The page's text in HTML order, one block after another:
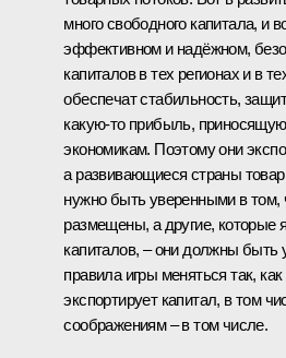
много свободного капитала, и
эффективном и надёжном,
капиталов в тех регионах и в
обеспечат стабильность,
какую‑то прибыль,
экономикам. Поэтому они
а развивающиеся страны
нужно быть уверенными в том,
размещены, а другие, которые
капиталов, – они должны быть
правила игры меняться так,
экспортирует капитал, в том
соображениям – в том числе.